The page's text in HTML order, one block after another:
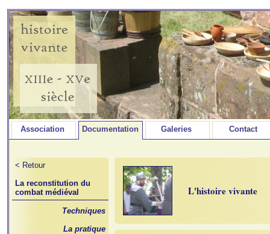
Association Documentation Galeries Contact
< Retour
La reconstitution du
combat médiéval
Techniques
La pratique
L'histoire vivante